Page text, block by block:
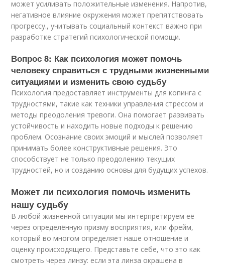
может усиливать положительные изменения. Напротив,
негативное влияние окружения может препятствовать
прогрессу., учитывать социальный контекст важно при
разработке стратегий психологической помощи.
Вопрос 8: Как психология может помочь
человеку справиться с трудными жизненными
ситуациями и изменить свою судьбу
Психология предоставляет инструменты для копинга с
трудностями, такие как техники управления стрессом и
методы преодоления тревоги. Она помогает развивать
устойчивость и находить новые подходы к решению
проблем. Осознание своих эмоций и мыслей позволяет
принимать более конструктивные решения. Это
способствует не только преодолению текущих
трудностей, но и созданию основы для будущих успехов.
Может ли психология помочь изменить
нашу судьбу
В любой жизненной ситуации мы интерпретируем её
через определённую призму восприятия, или фрейм,
который во многом определяет наше отношение и
оценку происходящего. Представьте себе, что это как
смотреть через линзу: если эта линза окрашена в